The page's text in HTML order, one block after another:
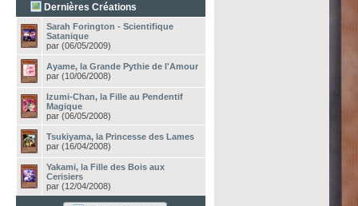
Dernières Créations
Sarah Forington - Scientifique
Satanique
par (06/05/2009)
Ayame, la Grande Pythie de l'Amour
par (10/06/2008)
Izumi-Chan, la Fille au Pendentif
Magique
par (06/05/2008)
Tsukiyama, la Princesse des Lames
par (16/04/2008)
Yakami, la Fille des Bois aux
Cerisiers
par (12/04/2008)